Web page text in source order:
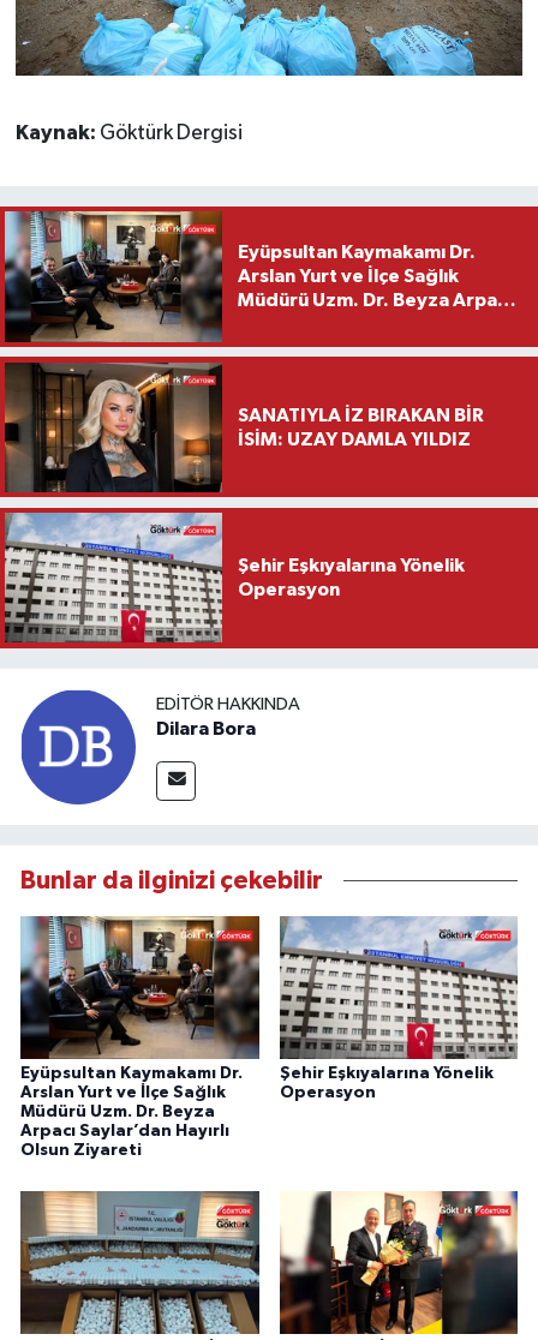
Kaynak: Göktürk Dergisi
Eyüpsultan Kaymakamı Dr.
Arslan Yurt ve İlçe Sağlık
Müdürü Uzm. Dr. Beyza Arpacı
Ziyareti
SANATIYLA İZ BIRAKAN BİR
İSİM: UZAY DAMLA YILDIZ
Şehir Eşkıyalarına Yönelik
Operasyon
EDITÖR HAKKINDA
Dilara Bora
Bunlar da ilginizi çekebilir
Eyüpsultan Kaymakamı Dr.
Arslan Yurt ve İlçe Sağlık
Müdürü Uzm. Dr. Beyza
Arpacı Saylar’dan Hayırlı
Olsun Ziyareti
Şehir Eşkıyalarına Yönelik
Operasyon